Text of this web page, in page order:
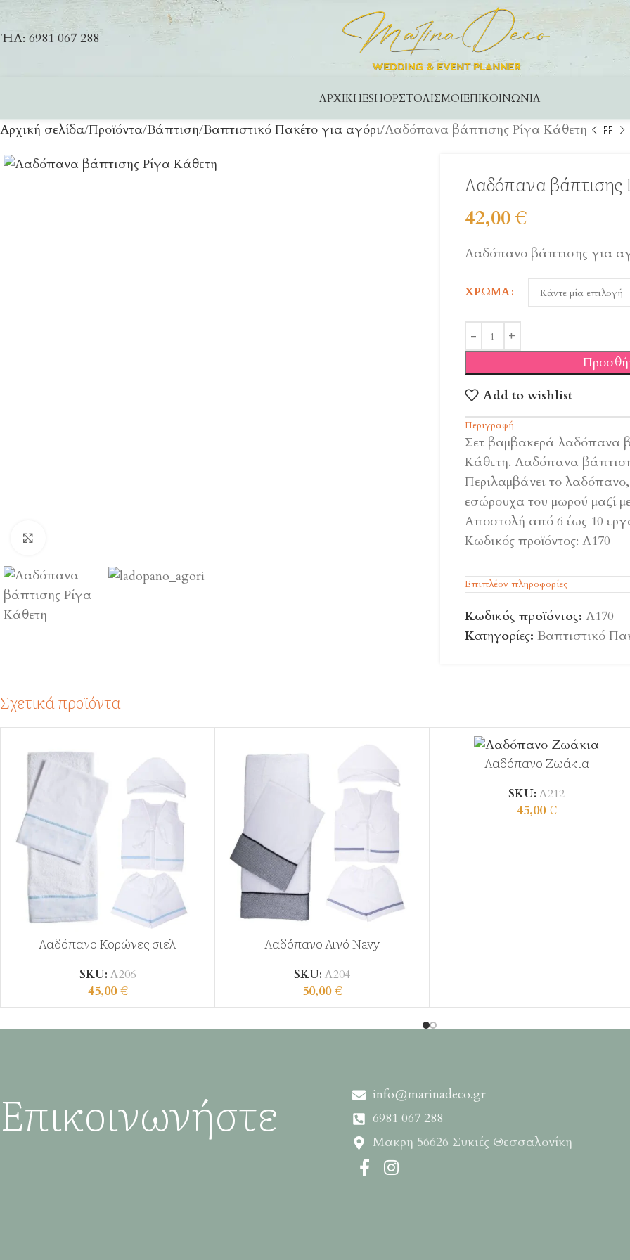
6981 067 288
ΑΡΧΙΚΉESHOPΣΤΟΛΙΣΜΟΊΕΠΙΚΟΙΝΩΝΊΑ
Αρχική σελίδα Προϊόντα Βάπτιση Βαπτιστικό Πακέτο για αγόρι Λαδόπανα βάπτισης Ρίγα Κάθετη
Λαδόπανα βάπτισης
42,00€
Λαδόπανο βάπτισης για
ΧΡΏΜΑ
Add to wishlist
Περιγραφή
Σετ βαμβακερά λαδόπανα
Κάθετη. Λαδόπανα
Περιλαμβάνει το
εσώρουχα του μωρού μαζί
Αποστολή από 6 έως 10
Κωδικός προϊόντος: Λ170
Επιπλέον πληροφορίες
Κωδικός προϊόντος: Λ170
Κατηγορίες: Βαπτιστικό
Σχετικά προϊόντα
Λαδόπανο Κορώνες σιελ
SKU: Λ206
45,00€
Λαδόπανο Λινό Navy
SKU: Λ204
50,00€
Λαδόπανο Ζωάκια
SKU: Λ212
45,00€
Επικοινωνήστε
info@marinadeco.gr
6981 067 288
Μακρη 56626 Συκιές Θεσσαλονίκη